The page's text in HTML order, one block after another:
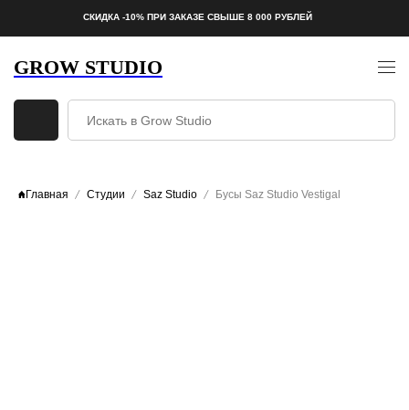
СКИДКА -10% ПРИ ЗАКАЗЕ СВЫШЕ 8 000 РУБЛЕЙ
GROW STUDIO
Главная Студии Saz Studio Бусы Saz Studio Vestigal